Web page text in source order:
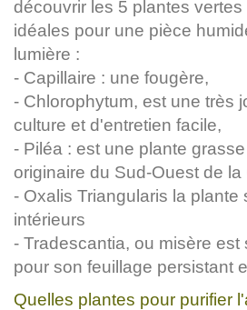
découvrir les 5 plantes
idéales pour une pièce
lumière :
- Capillaire : une fougère,
- Chlorophytum, est une très
culture et d'entretien facile,
- Piléa : est une plante
originaire du Sud-Ouest de la
- Oxalis Triangularis la plante
intérieurs
- Tradescantia, ou misère est
pour son feuillage persistant
Quelles plantes pour purifier